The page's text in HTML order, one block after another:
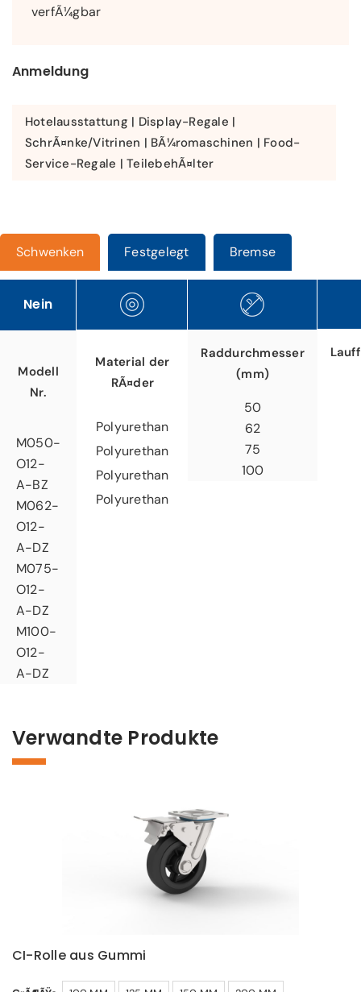
verfÃ¼gbar
Anmeldung
Hotelausstattung | Display-Regale |
SchrÃ¤nke/Vitrinen | BÃ¼romaschinen | Food-
Service-Regale | TeilebehÃ¤lter
Schwenken Festgelegt Bremse
Nein
Modell
Nr.
M050-
O12-
A-BZ
M062-
O12-
A-DZ
M075-
O12-
A-DZ
M100-
O12-
A-DZ
Material der
RÃ¤der
Polyurethan
Polyurethan
Polyurethan
Polyurethan
Raddurchmesser
(mm)
50
62
75
100
Verwandte Produkte
CI-Rolle aus Gummi